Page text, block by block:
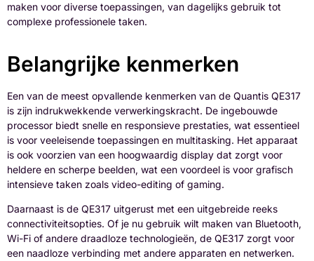
maken voor diverse toepassingen, van dagelijks gebruik tot
complexe professionele taken.
Belangrijke kenmerken
Een van de meest opvallende kenmerken van de Quantis QE317
is zijn indrukwekkende verwerkingskracht. De ingebouwde
processor biedt snelle en responsieve prestaties, wat essentieel
is voor veeleisende toepassingen en multitasking. Het apparaat
is ook voorzien van een hoogwaardig display dat zorgt voor
heldere en scherpe beelden, wat een voordeel is voor grafisch
intensieve taken zoals video-editing of gaming.
Daarnaast is de QE317 uitgerust met een uitgebreide reeks
connectiviteitsopties. Of je nu gebruik wilt maken van Bluetooth,
Wi-Fi of andere draadloze technologieën, de QE317 zorgt voor
een naadloze verbinding met andere apparaten en netwerken.